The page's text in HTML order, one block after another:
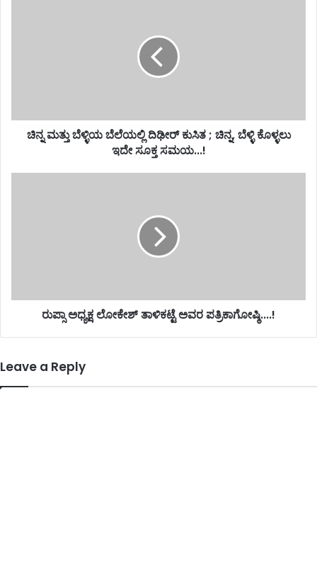
ಚಿನ್ನ ಮತ್ತು ಬೆಳ್ಳಿಯ ಬೆಲೆಯಲ್ಲಿ ದಿಢೀರ್ ಕುಸಿತ ; ಚಿನ್ನ, ಬೆಳ್ಳಿ ಕೊಳ್ಳಲು
ಇದೇ ಸೂಕ್ತ ಸಮಯ...!
ರುಪ್ಸಾ ಅಧ್ಯಕ್ಷ ಲೋಕೇಶ್ ತಾಳಿಕಟ್ಟೆ ಅವರ ಪತ್ರಿಕಾಗೋಷ್ಠಿ....!
Leave a Reply